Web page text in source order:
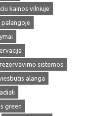
kainos vilniuje
palangoje
sistemos
alanga
green